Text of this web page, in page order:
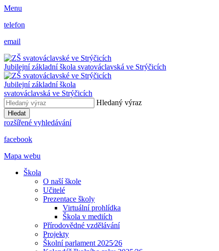
Menu
telefon
email
Jubilejní základní škola svatováclavská ve Strýčicích
Jubilejní základní škola
svatováclavská ve Strýčicích
Hledaný výraz
Hledat
rozšířené vyhledávání
facebook
Mapa webu
Škola
O naší škole
Učitelé
Prezentace školy
Virtuální prohlídka
Škola v mediích
Přírodovědné vzdělávání
Projekty
Školní parlament 2025⁄26